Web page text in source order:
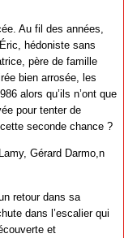
Au fil des années,
hédoniste sans
père de famille
bien arrosée, les
alors qu’ils n’ont que
pour tenter de
seconde chance ?
Gérard Darmo,n
retour dans sa
dans l’escalier qui
et